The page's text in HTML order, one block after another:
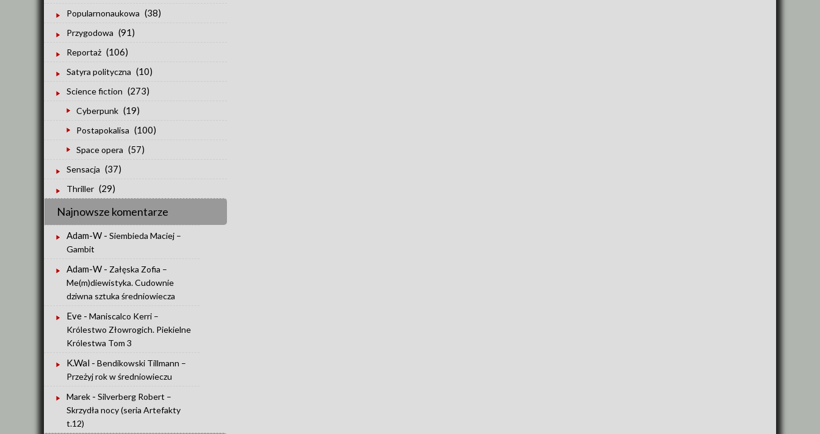
Popularnonaukowa (38)
Przygodowa (91)
Reportaż (106)
Satyra polityczna (10)
Science fiction (273)
Cyberpunk (19)
Postapokalisa (100)
Space opera (57)
Sensacja (37)
Thriller (29)
Najnowsze komentarze
Adam-W - Siembieda Maciej –
Gambit
Adam-W - Załęska Zofia –
Me(m)diewistyka. Cudownie
dziwna sztuka średniowiecza
Eve - Maniscalco Kerri –
Królestwo Złowrogich. Piekielne
Królestwa Tom 3
K.Wal - Bendikowski Tillmann –
Przeżyj rok w średniowieczu
Marek - Silverberg Robert –
Skrzydła nocy (seria Artefakty
t.12)